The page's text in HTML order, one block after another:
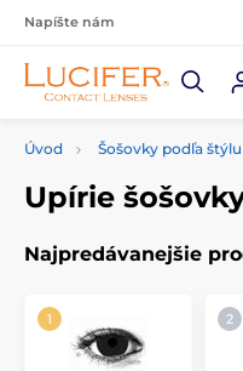
Napíšte nám
Úvod Šošovky podľa štýlu
Upírie
Najpredávanejšie